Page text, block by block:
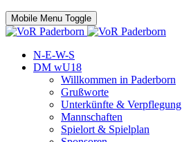
Mobile Menu Toggle
N-E-W-S
DM wU18
Willkommen in Paderborn
Grußworte
Unterkünfte & Verpflegung
Mannschaften
Spielort & Spielplan